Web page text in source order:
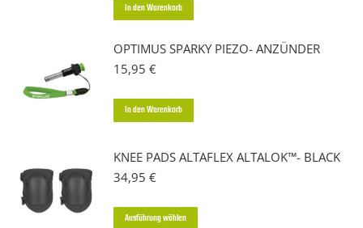
In den Warenkorb
OPTIMUS SPARKY PIEZO- ANZÜNDER
15,95 €
In den Warenkorb
KNEE PADS ALTAFLEX ALTALOK™- BLACK
34,95 €
Ausführung wählen